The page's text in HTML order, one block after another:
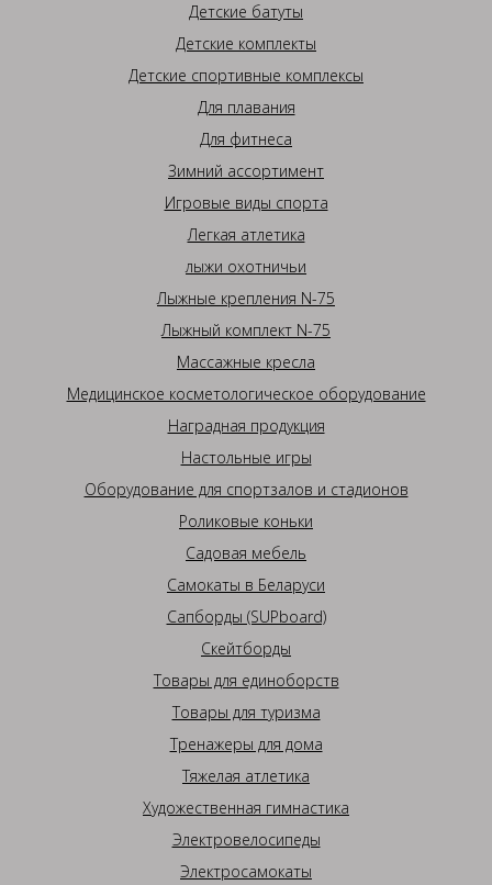
Детские батуты
Детские комплекты
Детские спортивные комплексы
Для плавания
Для фитнеса
Зимний ассортимент
Игровые виды спорта
Легкая атлетика
лыжи охотничьи
Лыжные крепления N-75
Лыжный комплект N-75
Массажные кресла
Медицинское косметологическое оборудование
Наградная продукция
Настольные игры
Оборудование для спортзалов и стадионов
Роликовые коньки
Садовая мебель
Самокаты в Беларуси
Сапборды (SUPboard)
Скейтборды
Товары для единоборств
Товары для туризма
Тренажеры для дома
Тяжелая атлетика
Художественная гимнастика
Электровелосипеды
Электросамокаты